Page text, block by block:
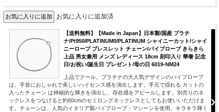
お気に入りに追加済
【送料無料】【Made in Japan】日本製/国産 プラチ
ナ/Pt950/PLATINUM0/PLATINUM シャイニーカット/シャイ
ニーロープ ブレスレット チェーン/パイプロープ きらきら
上品 男女兼用 メンズ レディース 18cm 刻印入り 華奢 記念
日/お祝い/誕生日 プレゼント/母の日 6019-NM24
上品でクール。プラチナの大人気デザインのパイプロープ
は、手首におしゃれで美しいハイセンス感を演出します。手元で揺れる カットの
入ったチェーン は神秘的な輝きを演出し、存在感をアピールします。別売りのネ
ックレスをつなげると約60cmのセミロングネックレスとしてもお使いいただけま
す。チェーンは、人気のイタリア製パイプロープ・マシーンを使用。キラキラ輝く